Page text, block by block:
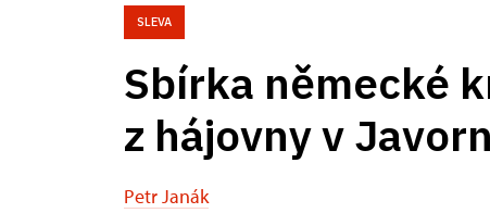
SLEVA
Sbírka německé
z hájovny v
Petr Janák